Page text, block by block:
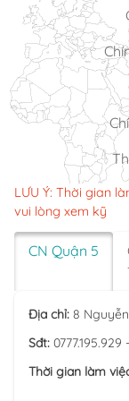
LƯU Ý: Thời gian
vui lòng xem kỹ
CN Quận 5
Địa chỉ: 8
Sđt: 0777.195.929
Thời gian làm